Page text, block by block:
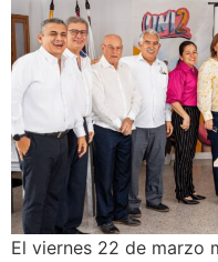
El viernes 22 de marzo